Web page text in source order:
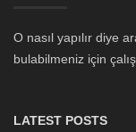
O nasıl yapılır diye
bulabilmeniz için
LATEST POSTS